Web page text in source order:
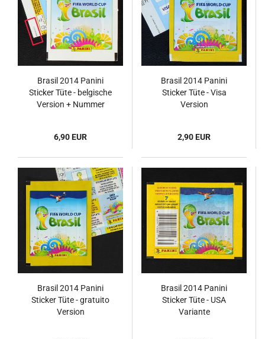
Brasil 2014 Panini
Sticker Tüte - belgische
Version + Nummer
6,90 EUR
Brasil 2014 Panini
Sticker Tüte - Visa
Version
2,90 EUR
Brasil 2014 Panini
Sticker Tüte - gratuito
Version
Brasil 2014 Panini
Sticker Tüte - USA
Variante